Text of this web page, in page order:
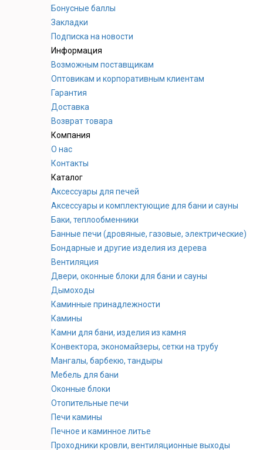
Бонусные баллы
Закладки
Подписка на новости
Информация
Возможным поставщикам
Оптовикам и корпоративным клиентам
Гарантия
Доставка
Возврат товара
Компания
О нас
Контакты
Каталог
Аксессуары для печей
Аксессуары и комплектующие для бани и сауны
Баки, теплообменники
Банные печи (дровяные, газовые, электрические)
Бондарные и другие изделия из дерева
Вентиляция
Двери, оконные блоки для бани и сауны
Дымоходы
Каминные принадлежности
Камины
Камни для бани, изделия из камня
Конвектора, экономайзеры, сетки на трубу
Мангалы, барбекю, тандыры
Мебель для бани
Оконные блоки
Отопительные печи
Печи камины
Печное и каминное литье
Проходники кровли, вeнтиляционные выходы